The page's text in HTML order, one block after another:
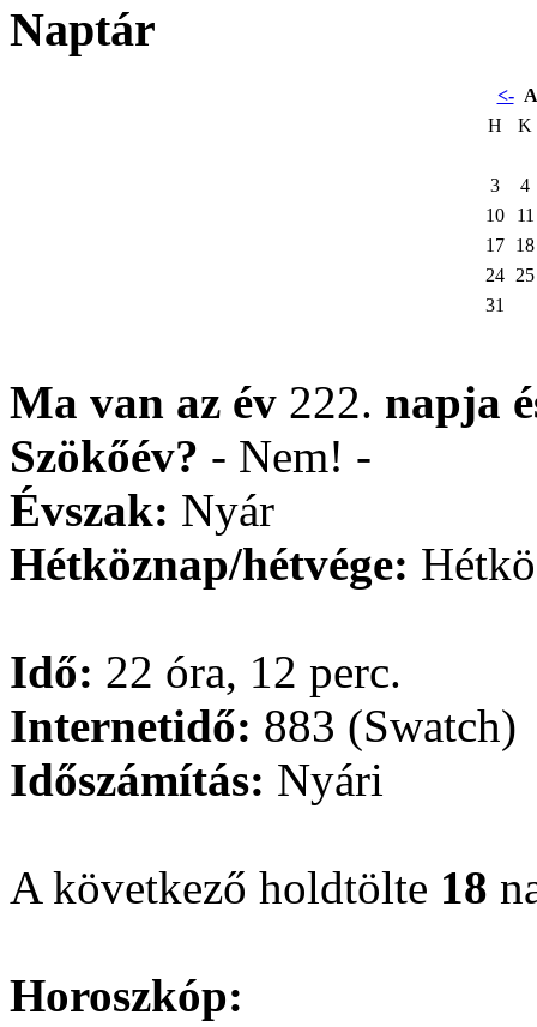
Naptár
<-
H
K
3
4
10
11
17 18
24 25
31
Ma van az év 222. napja
Szökőév? - Nem! -
Évszak: Nyár
Hétköznap/hétvége:
Idő: 22 óra, 12 perc.
Internetidő: 883 (Swatch)
Időszámítás: Nyári
A következő holdtölte 18
Horoszkóp: